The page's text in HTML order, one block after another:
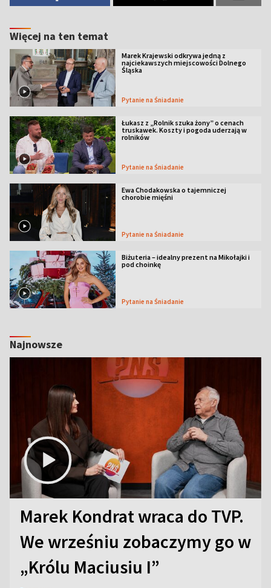
Więcej na ten temat
Marek Krajewski odkrywa jedną z
najciekawszych miejscowości Dolnego
Śląska
Pytanie na Śniadanie
Łukasz z „Rolnik szuka żony” o cenach
truskawek. Koszty i pogoda uderzają w
rolników
Pytanie na Śniadanie
Ewa Chodakowska o tajemniczej
chorobie mięśni
Pytanie na Śniadanie
Biżuteria – idealny prezent na Mikołajki i
pod choinkę
Pytanie na Śniadanie
Najnowsze
Marek Kondrat wraca do TVP.
We wrześniu zobaczymy go w
„Królu Maciusiu I”